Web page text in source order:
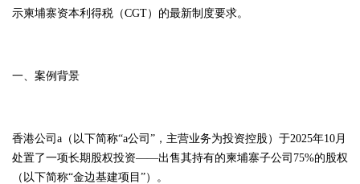
示柬埔寨资本利得税（CGT）的最新制度要求。
一、案例背景
香港公司a（以下简称“a公司”，主营业务为投资控股）于2025年10月
处置了一项长期股权投资——出售其持有的柬埔寨子公司75%的股权
（以下简称“金边基建项目”）。